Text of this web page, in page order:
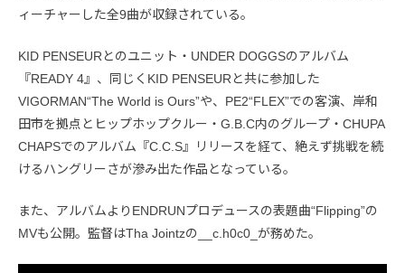
ィーチャーした全9曲が収録されている。
KID PENSEURとのユニット・UNDER DOGGSのアルバム
『READY 4』、同じくKID PENSEURと共に参加した
VIGORMAN“The World is Ours”や、PE2“FLEX”での客演、岸和
田市を拠点とヒップホップクルー・G.B.C内のグループ・CHUPA
CHAPSでのアルバム『C.C.S』リリースを経て、絶えず挑戦を続
けるハングリーさが滲み出た作品となっている。
また、アルバムよりENDRUNプロデュースの表題曲“Flipping”の
MVも公開。監督はTha Jointzの__c.h0c0_が務めた。